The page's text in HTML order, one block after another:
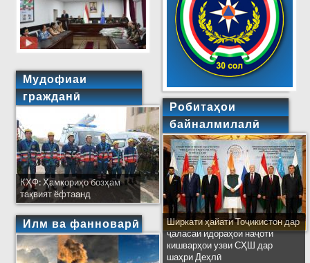
Мудофиаи
гражданӣ
КҲФ: Ҳамкориҳо бозҳам
тақвият ёфтаанд
Илм ва фанноварӣ
Робитаҳои
байналмилалӣ
Ширкати ҳайати Тоҷикистон дар
ҷаласаи идораҳои наҷоти
кишварҳои узви СҲШ дар
шаҳри Деҳлӣ